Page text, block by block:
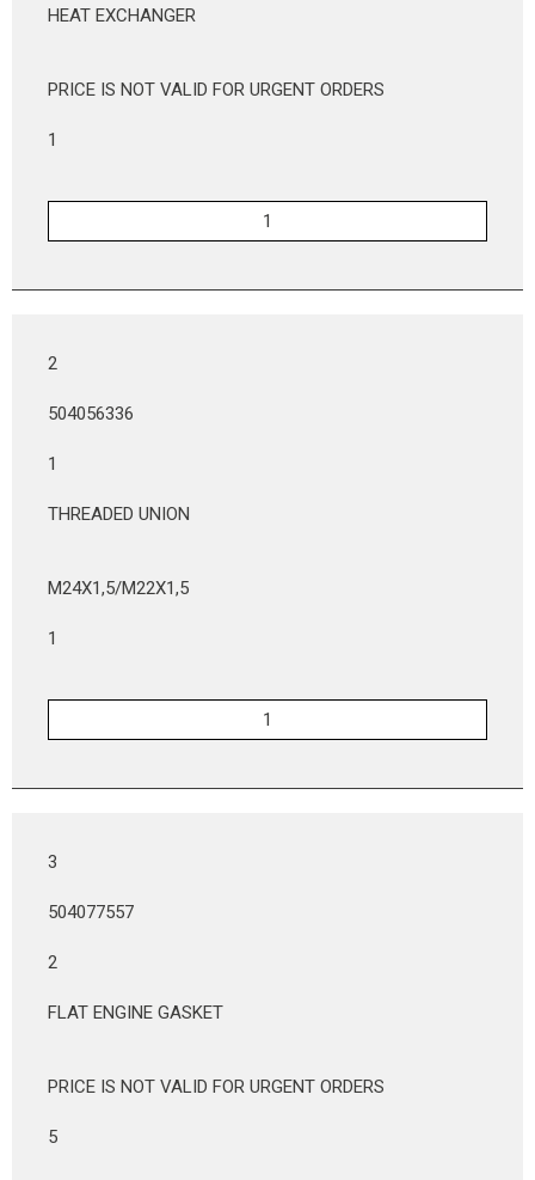
HEAT EXCHANGER
PRICE IS NOT VALID FOR URGENT ORDERS
1
2
504056336
1
THREADED UNION
M24X1,5/M22X1,5
1
3
504077557
2
FLAT ENGINE GASKET
PRICE IS NOT VALID FOR URGENT ORDERS
5